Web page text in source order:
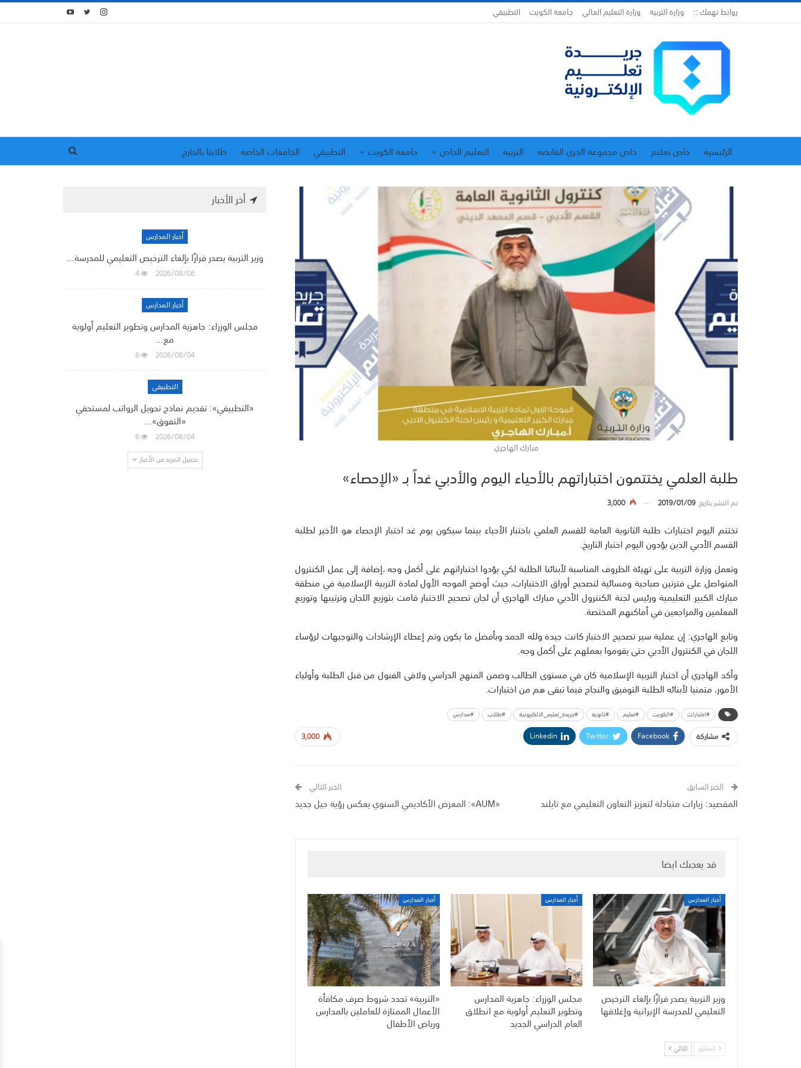
روابط تهمك :: وزارة التربية وزارة التعليم العالي جامعة الكويت التطبيقي
الرئيسية خاص تعليم خاص مجموعة الجري القابضة التربية التعليم الخاص جامعة الكويت التطبيقي الجامعات الخاصة
طلابنا بالخارج
مبارك الهاجري
طلبة العلمي يختتمون اختباراتهم بالأحياء اليوم والأدبي غداً بـ «الإحصاء»
تم النشر بتاريخ2019/01/09
3,000
تختتم اليوم اختبارات طلبة الثانوية العامة للقسم العلمي باختبار الأحياء بينما سيكون يوم غد اختبار الإحصاء هو الأخير لطلبة
القسم الأدبي الذين يؤدون اليوم اختبار التاريخ.
وتعمل وزارة التربية على تهيئة الظروف المناسبة لأبنائنا الطلبة لكي يؤدوا اختباراتهم على أكمل وجه ،إضافة إلى عمل الكنترول
المتواصل على فترتين صباحية ومسائية لتصحيح أوراق الاختبارات، حيث أوضح الموجه الأول لمادة التربية الإسلامية في منطقة
مبارك الكبير التعليمية ورئيس لجنة الكنترول الأدبي مبارك الهاجري أن لجان تصحيح الاختبار قامت بتوزيع اللجان وترتيبها وتوزيع
المعلمين والمراجعين في أماكنهم المختصة.
وتابع الهاجري: إن عملية سير تصحيح الاختبار كانت جيدة ولله الحمد وبأفضل ما يكون وتم إعطاء الإرشادات والتوجيهات لرؤساء
اللجان في الكنترول الأدبي حتى يقوموا بعملهم على أكمل وجه.
وأكد الهاجري أن اختبار التربية الإسلامية كان في مستوى الطالب وضمن المنهج الدراسي ولاقى القبول من قبل الطلبة وأولياء
الأمور، متمنيا لأبنائه الطلبة التوفيق والنجاح فيما تبقى هم من اختبارات.
#اختبارات #الكويت #تعليم #ثانوية #جريدة_تعليم_الالكترونية #طلاب #مدارس
3,000 مشاركة Facebook
Twitter
Linkedin
الخبر السابق
المقصيد: زيارات متبادلة لتعزيز التعاون التعليمي مع تايلند
الخبر التالي
«AUM»: المعرض الأكاديمي السنوي يعكس رؤية جيل جديد
قد يعجبك ايضا
أخبار المدارس
وزير التربية يصدر قرارًا بإلغاء الترخيص
التعليمي للمدرسة الإيرانية وإغلاقها
أخبار المدارس
مجلس الوزراء: جاهزية المدارس
وتطوير التعليم أولوية مع انطلاق
العام الدراسي الجديد
أخبار المدارس
«التربية» تحدد شروط صرف مكافأة
الأعمال الممتازة للعاملين بالمدارس
ورياض الأطفال
السابق التالي
أخر الأخبار
أخبار المدارس
وزير التربية يصدر قرارًا بإلغاء الترخيص التعليمي للمدرسة…
2026/08/06
4
أخبار المدارس
مجلس الوزراء: جاهزية المدارس وتطوير التعليم أولوية
مع…
2026/08/04
6
التطبيقي
«التطبيقي»: تقديم نماذج تحويل الرواتب لمستحقي
«التفوق»…
2026/08/04
6
تحميل المزيد من الأخبار